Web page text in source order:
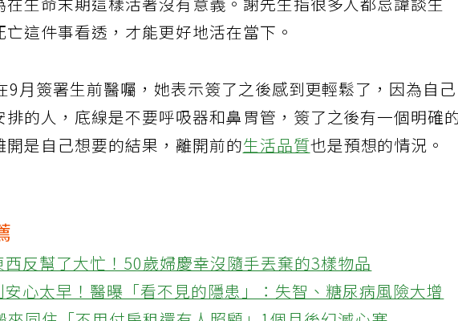
生命末期這樣活著沒有意義。謝先生指很多人都忌諱談生
這件事看透，才能更好地活在當下。
9月簽署生前醫囑，她表示簽了之後感到更輕鬆了，因為自己
的人，底線是不要呼吸器和鼻胃管，簽了之後有一個明確的
開是自己想要的結果，離開前的生活品質也是預想的情況。
反幫了大忙！50歲婦慶幸沒隨手丟棄的3樣物品
心太早！醫曝「看不見的隱患」：失智、糖尿病風險大增